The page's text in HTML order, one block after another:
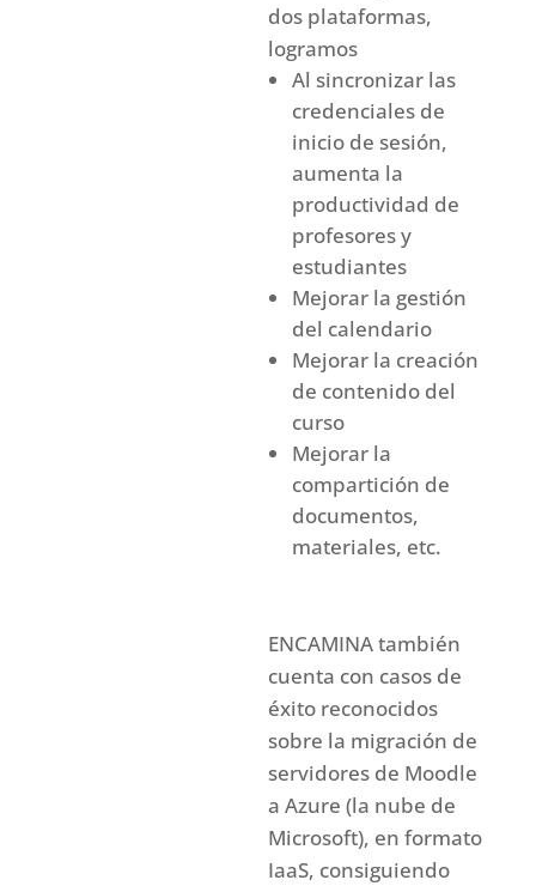
dos plataformas,
logramos
Al sincronizar las
credenciales de
inicio de sesión,
aumenta la
productividad de
profesores y
estudiantes
Mejorar la gestión
del calendario
Mejorar la creación
de contenido del
curso
Mejorar la
compartición de
documentos,
materiales, etc.
ENCAMINA también
cuenta con casos de
éxito reconocidos
sobre la migración de
servidores de Moodle
a Azure (la nube de
Microsoft), en formato
IaaS, consiguiendo